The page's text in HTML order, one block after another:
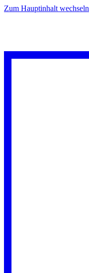
Zum Hauptinhalt wechseln